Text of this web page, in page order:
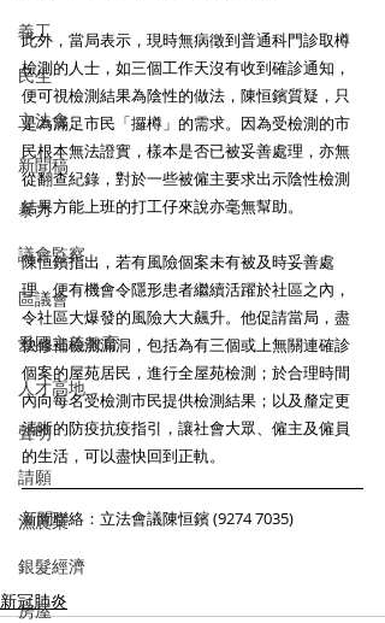
義工
民生
立法會
新聞稿
暴力
議會監察
區議會
愛國主義教育
人才高地
聲明
請願
漁農業
銀髮經濟
房屋
此外，當局表示，現時無病徵到普通科門診取樽
檢測的人士，如三個工作天沒有收到確診通知，
便可視檢測結果為陰性的做法，陳恒鑌質疑，只
是為滿足市民「攞樽」的需求。因為受檢測的市
民根本無法證實，樣本是否已被妥善處理，亦無
從翻查紀錄，對於一些被僱主要求出示陰性檢測
結果方能上班的打工仔來說亦毫無幫助。
陳恒鑌指出，若有風險個案未有被及時妥善處
理，便有機會令隱形患者繼續活躍於社區之內，
令社區大爆發的風險大大飆升。他促請當局，盡
快修補檢測漏洞，包括為有三個或上無關連確診
個案的屋苑居民，進行全屋苑檢測；於合理時間
內向每名受檢測市民提供檢測結果；以及釐定更
清晰的防疫抗疫指引，讓社會大眾、僱主及僱員
的生活，可以盡快回到正軌。
新聞聯絡：立法會議陳恒鑌 (9274 7035)
新冠肺炎